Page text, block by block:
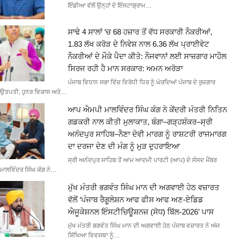
ਇੰਡੀਆ ਵੱਲੋਂ ਉਨ੍ਹਾਂ ਦੇ ਇੰਸਟਾਗ੍ਰਾਮ…
ਸਾਢੇ 4 ਸਾਲਾਂ ‘ਚ 68 ਹਜ਼ਾਰ ਤੋਂ ਵੱਧ ਸਰਕਾਰੀ ਨੌਕਰੀਆਂ,
1.83 ਲੱਖ ਕਰੋੜ ਦੇ ਨਿਵੇਸ਼ ਨਾਲ 6.36 ਲੱਖ ਪ੍ਰਾਈਵੇਟ
ਨੌਕਰੀਆਂ ਦੇ ਮੌਕੇ ਪੈਦਾ ਕੀਤੇ: ਨੌਜਵਾਨਾਂ ਲਈ ਸਾਜ਼ਗਾਰ ਮਾਹੌਲ
ਸਿਰਜ ਰਹੀ ਹੈ ਮਾਨ ਸਰਕਾਰ: ਅਮਨ ਅਰੋੜਾ
ਪੰਜਾਬ ਵਿਧਾਨ ਸਭਾ ਵਿੱਚ ਵਿਰੋਧੀ ਧਿਰ ਨੂੰ ਘੇਰਦਿਆਂ ਪੰਜਾਬ ਦੇ ਰੁਜ਼ਗਾਰ
ਉਤਪਤੀ, ਹੁਨਰ ਵਿਕਾਸ ਅਤੇ…
ਆਪ ਐਮਪੀ ਮਾਲਵਿੰਦਰ ਸਿੰਘ ਕੰਗ ਨੇ ਕੇਂਦਰੀ ਮੰਤਰੀ ਨਿਤਿਨ
ਗਡਕਰੀ ਨਾਲ ਕੀਤੀ ਮੁਲਾਕਾਤ, ਬੰਗਾ–ਗੜ੍ਹਸ਼ੰਕਰ–ਸ੍ਰੀ
ਅਨੰਦਪੁਰ ਸਾਹਿਬ–ਨੈਣਾ ਦੇਵੀ ਮਾਰਗ ਨੂੰ ਰਾਸ਼ਟਰੀ ਰਾਜਮਾਰਗ
ਦਾ ਦਰਜਾ ਦੇਣ ਦੀ ਮੰਗ ਨੂੰ ਮੁੜ ਦੁਹਰਾਇਆ
ਸ੍ਰੀ ਅਨੰਦਪੁਰ ਸਾਹਿਬ ਤੋਂ ਆਮ ਆਦਮੀ ਪਾਰਟੀ (ਆਪ) ਦੇ ਸੰਸਦ ਮੈਂਬਰ
ਮਾਲਵਿੰਦਰ ਸਿੰਘ ਕੰਗ ਨੇ…
ਮੁੱਖ ਮੰਤਰੀ ਭਗਵੰਤ ਸਿੰਘ ਮਾਨ ਦੀ ਅਗਵਾਈ ਹੇਠ ਵਜ਼ਾਰਤ
ਵੱਲੋਂ ‘ਪੰਜਾਬ ਰੈਗੂਲੇਸ਼ਨ ਆਫ ਫੀਸ ਆਫ ਅਣ-ਏਡਿਡ
ਐਜੂਕੇਸ਼ਨਲ ਇੰਸਟੀਚਿਊਸ਼ਨਜ਼ (ਸੋਧ) ਬਿੱਲ-2026’ ਪਾਸ
ਮੁੱਖ ਮੰਤਰੀ ਭਗਵੰਤ ਸਿੰਘ ਮਾਨ ਦੀ ਅਗਵਾਈ ਹੇਠ ਪੰਜਾਬ ਵਜ਼ਾਰਤ ਨੇ ਅੱਜ
ਸਿੱਖਿਆ ਵਿਵਸਥਾ ਨੂੰ…